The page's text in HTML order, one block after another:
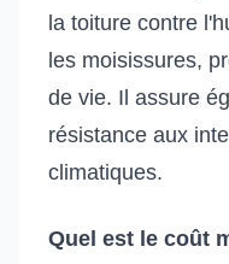
la toiture contre
les moisissures,
de vie. Il assure
résistance aux
climatiques.
Quel est le coût